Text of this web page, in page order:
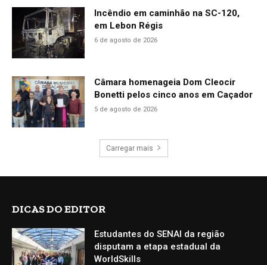
Incêndio em caminhão na SC-120,
em Lebon Régis
6 de agosto de 2026
Câmara homenageia Dom Cleocir
Bonetti pelos cinco anos em Caçador
5 de agosto de 2026
Carregar mais
DICAS DO EDITOR
Estudantes do SENAI da região
disputam a etapa estadual da
WorldSkills